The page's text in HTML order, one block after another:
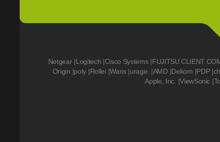
Netgear |Logitech |Cisco Systems |FUJITSU CLIENT
Origin |poly |Rollei |Waris |urage |AMD |Dekom |PDP |
Apple, Inc. |ViewSonic |